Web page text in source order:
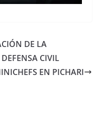
DE LA
CIVIL
EN PICHARI